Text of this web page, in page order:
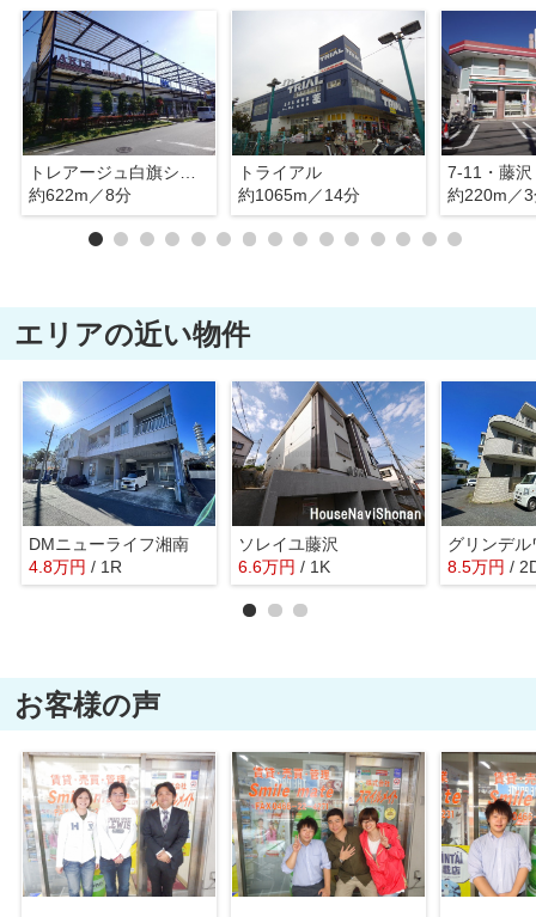
トレアージュ白旗ショッピングセンタ－
約622m／8分
トライアル
約1065m／14分
7-11・藤
約220m／
エリアの近い物件
DMニューライフ湘南
4.8万円 / 1R
ソレイユ藤沢
6.6万円 / 1K
グリンデル
8.5万円 /
お客様の声